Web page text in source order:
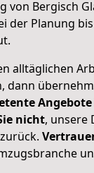
von Bergisch
der Planung
alltäglichen
dann
Angebote
nicht, unsere